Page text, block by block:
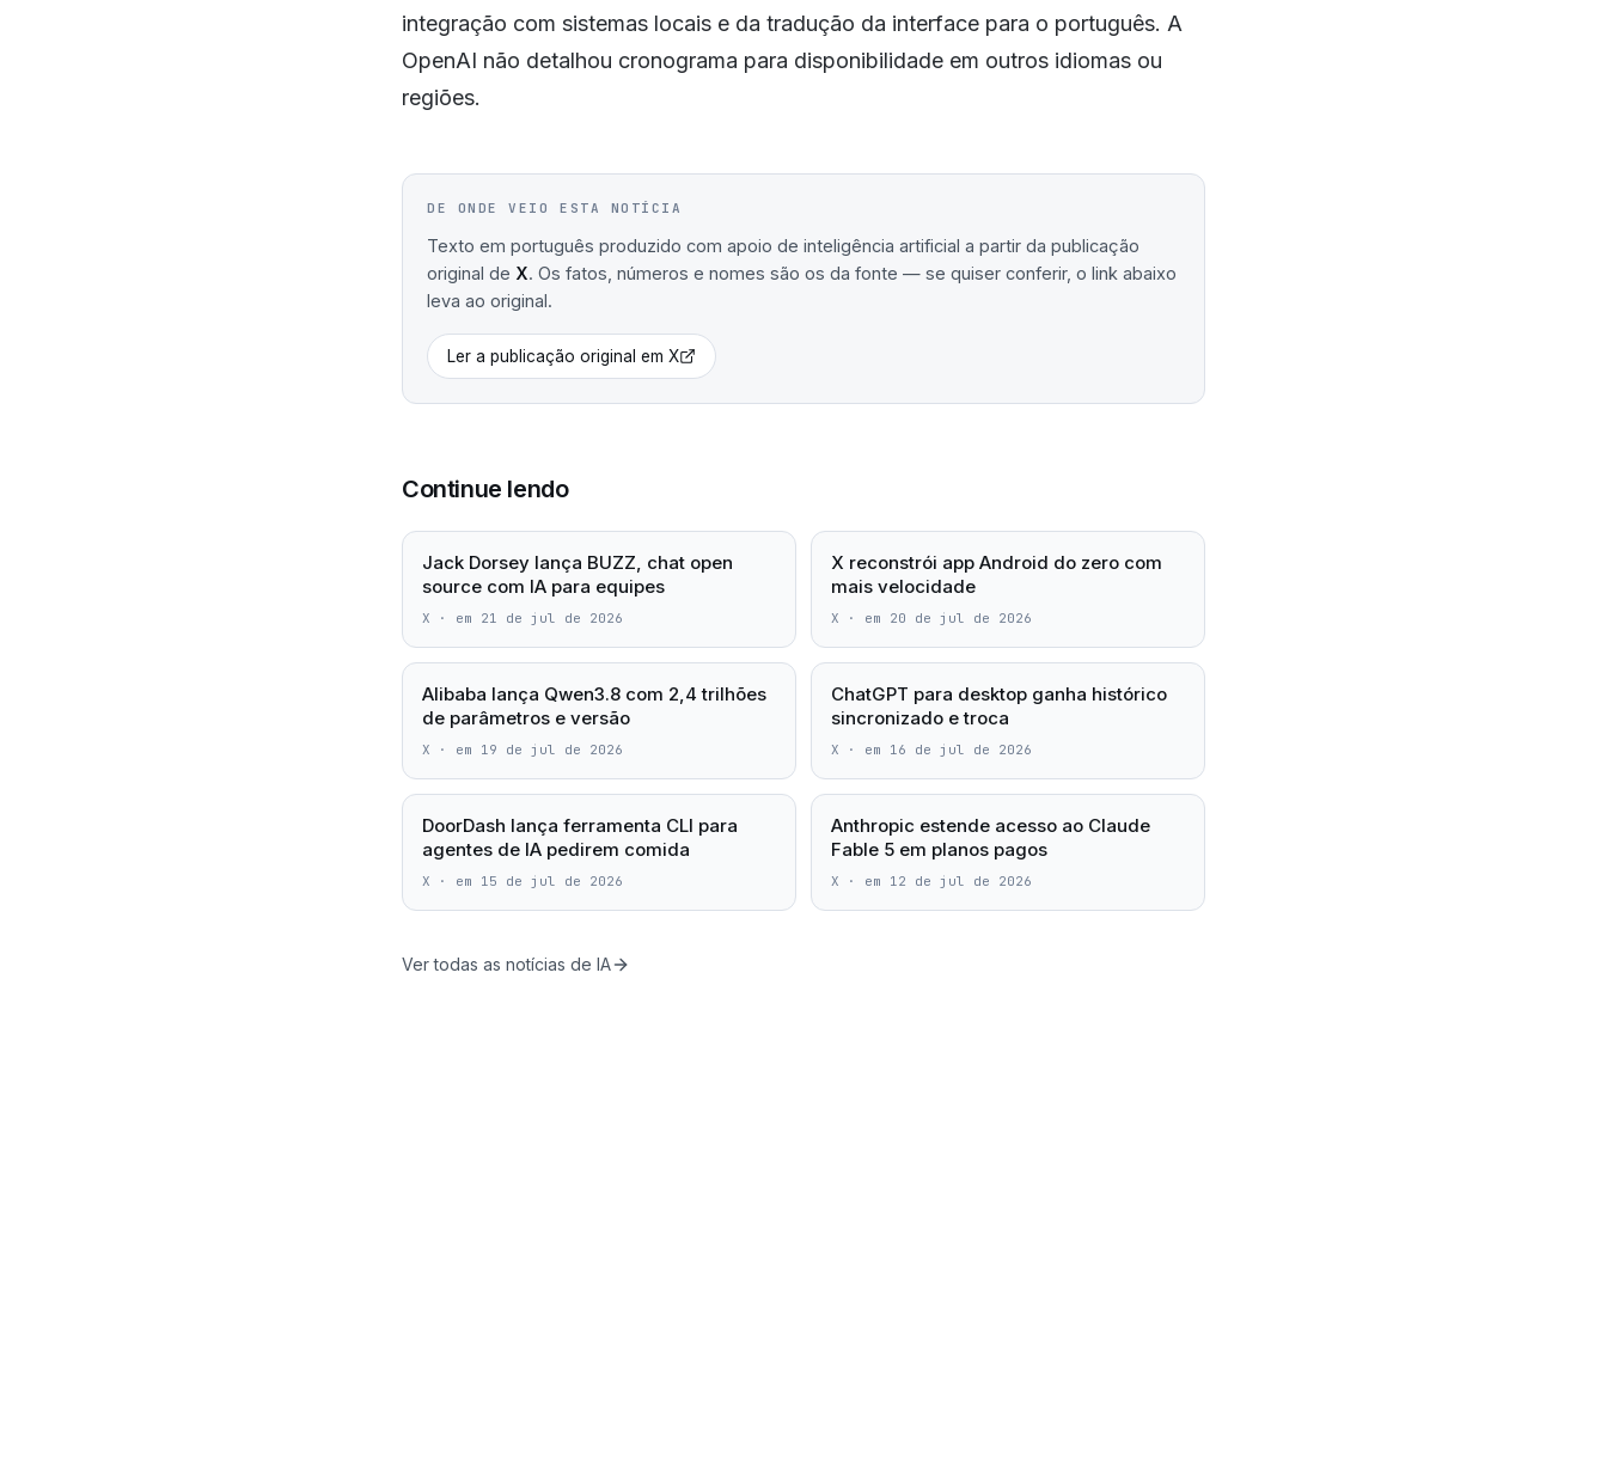
integração com sistemas locais e da tradução da interface para o português. A
OpenAI não detalhou cronograma para disponibilidade em outros idiomas ou
regiões.
DE ONDE VEIO ESTA NOTÍCIA
Texto em português produzido com apoio de inteligência artificial a partir da publicação
original de X. Os fatos, números e nomes são os da fonte — se quiser conferir, o link abaixo
leva ao original.
Ler a publicação original em X
Continue lendo
Jack Dorsey lança BUZZ, chat open
source com IA para equipes
X · em 21 de jul de 2026
X reconstrói app Android do zero com
mais velocidade
X · em 20 de jul de 2026
Alibaba lança Qwen3.8 com 2,4 trilhões
de parâmetros e versão
X · em 19 de jul de 2026
ChatGPT para desktop ganha histórico
sincronizado e troca
X · em 16 de jul de 2026
DoorDash lança ferramenta CLI para
agentes de IA pedirem comida
X · em 15 de jul de 2026
Anthropic estende acesso ao Claude
Fable 5 em planos pagos
X · em 12 de jul de 2026
Ver todas as notícias de IA